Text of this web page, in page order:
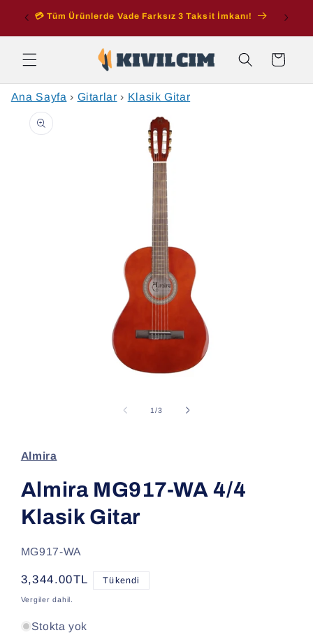
İçeriğe
atla
💳 Tüm Ürünlerde Vade Farksız 3 Taksit İmkanı!
Sepet
Ana Sayfa › Gitarlar › Klasik Gitar
Ürün
bilgisine
atla
1//3
Almira
Almira MG917-WA 4/4
Klasik Gitar
SKU:
MG917-WA
Normal
fiyat
3,344.00TL Tükendi
Vergiler dahil.
Stokta yok